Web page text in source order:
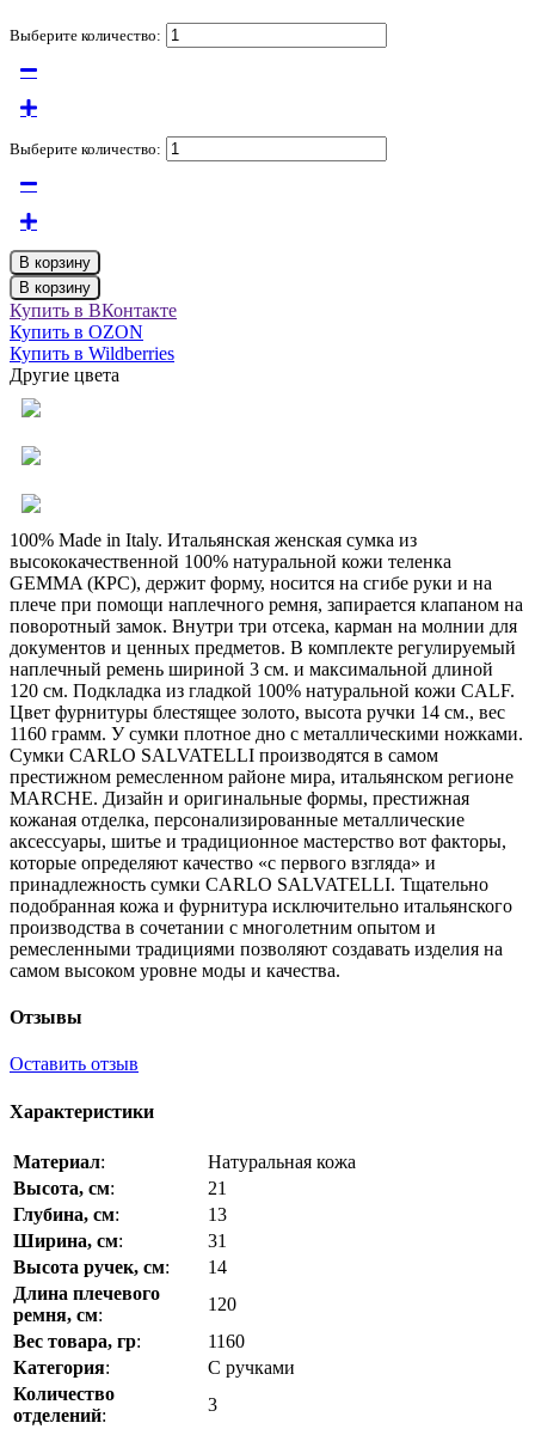
Выберите количество:
Выберите количество:
В корзину
В корзину
Купить в ВКонтакте
Купить в OZON
Купить в Wildberries
Другие цвета
100% Made in Italy. Итальянская женская сумка из
высококачественной 100% натуральной кожи теленка
GEMMA (КРС), держит форму, носится на сгибе руки и на
плече при помощи наплечного ремня, запирается клапаном на
поворотный замок. Внутри три отсека, карман на молнии для
документов и ценных предметов. В комплекте регулируемый
наплечный ремень шириной 3 см. и максимальной длиной
120 см. Подкладка из гладкой 100% натуральной кожи CALF.
Цвет фурнитуры блестящее золото, высота ручки 14 см., вес
1160 грамм. У сумки плотное дно с металлическими ножками.
Сумки CARLO SALVATELLI производятся в самом
престижном ремесленном районе мира, итальянском регионе
MARCHE. Дизайн и оригинальные формы, престижная
кожаная отделка, персонализированные металлические
аксессуары, шитье и традиционное мастерство вот факторы,
которые определяют качество «с первого взгляда» и
принадлежность сумки CARLO SALVATELLI. Тщательно
подобранная кожа и фурнитура исключительно итальянского
производства в сочетании с многолетним опытом и
ремесленными традициями позволяют создавать изделия на
самом высоком уровне моды и качества.
Отзывы
Оставить отзыв
Характеристики
Материал:
Натуральная кожа
Высота, см:
21
Глубина, см:
13
Ширина, см:
31
Высота ручек, см:
14
Длина плечевого
ремня, см:
120
Вес товара, гр:
1160
Категория:
С ручками
Количество
отделений:
3